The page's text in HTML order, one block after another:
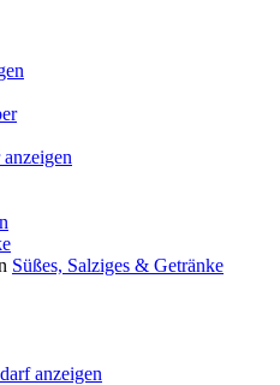
Süßes, Salziges & Getränke
anzeigen